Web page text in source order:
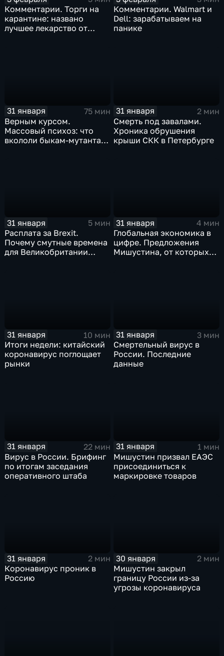
Комментарии. Торги на
карантине: названо
лучшее лекарство от
Комментарии. Walmart и
Dell: зарабатываем на
панике
31 января
75 мин
Верным курсом.
Массовый психоз: что
вкололи быкам-мутантам,
31 января
2 мин
Смерть под завалами.
Хроника обрушения
крыши СКК в Петербурге
31 января
5 мин
Расплата за Brexit.
Почему смутные времена
для Великобритании
31 января
4 мин
Глобальная экономика в
цифре. Предложения
Мишустина, от которых
31 января
10 мин
Итоги недели: китайский
коронавирус поглощает
рынки
31 января
3 мин
Смертельный вирус в
России. Последние
данные
31 января
22 мин
Вирус в России. Брифинг
по итогам заседания
оперативного штаба
31 января
1 мин
Мишустин призвал ЕАЭС
присоединиться к
маркировке товаров
31 января
2 мин
Коронавирус проник в
Россию
30 января
2 мин
Мишустин закрыл
границу России из-за
угрозы коронавируса